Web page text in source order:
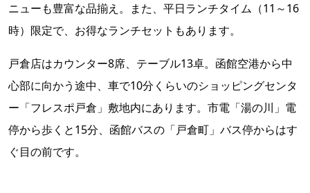
ニューも豊富な品揃え。また、平日ランチタイム（11～16
時）限定で、お得なランチセットもあります。
戸倉店はカウンター8席、テーブル13卓。函館空港から中
心部に向かう途中、車で10分くらいのショッピングセンタ
ー「フレスポ戸倉」敷地内にあります。市電「湯の川」電
停から歩くと15分、函館バスの「戸倉町」バス停からはす
ぐ目の前です。